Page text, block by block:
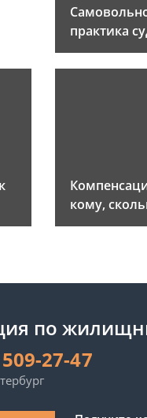
практика
кому,
по
27-47